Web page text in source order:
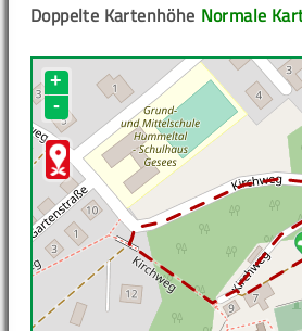
Normale
Doppelte Kartenhöhe
+
-